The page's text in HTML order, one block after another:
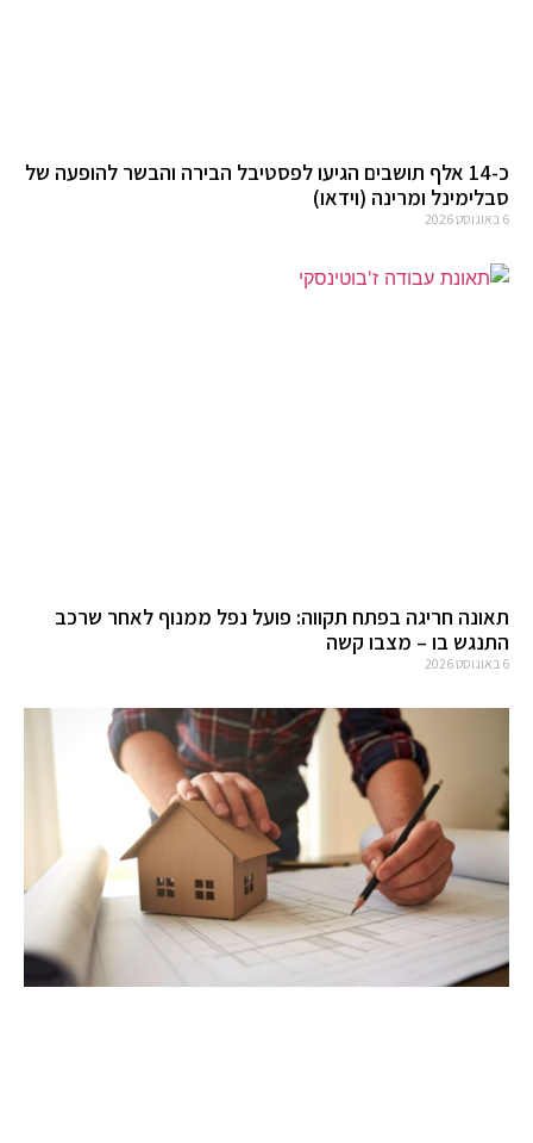
כ-14 אלף תושבים הגיעו לפסטיבל הבירה והבשר להופעה של
סבלימינל ומרינה (וידאו)
6 באוגוסט 2026
תאונה חריגה בפתח תקווה: פועל נפל ממנוף לאחר שרכב
התנגש בו – מצבו קשה
6 באוגוסט 2026